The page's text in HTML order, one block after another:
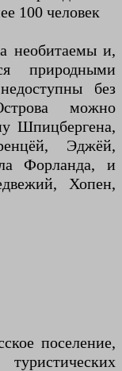
100 человек
необитаемы и,
природными
без
можно
Шпицбергена,
Эджёй,
Форланда, и
Хопен,
поселение,